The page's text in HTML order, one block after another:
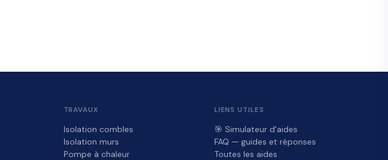
TRAVAUX
Isolation combles
Isolation murs
Pompe à chaleur
LIENS UTILES
🎯 Simulateur d'aides
FAQ — guides et réponses
Toutes les aides